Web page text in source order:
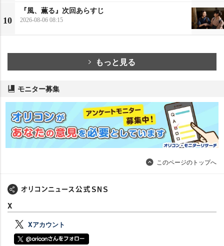
10
『風、薫る』次回あらすじ
2026-08-06 08:15
もっと見る
モニター募集
このページのトップへ
X
Xアカウント